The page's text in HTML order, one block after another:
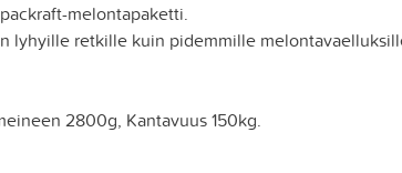
melontapaketti.
lyhyille retkille kuin pidemmille
2800g, Kantavuus 150kg.